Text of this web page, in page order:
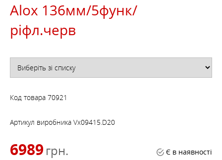
Alox 136мм/5функ/
ріфл.черв
Код товара 70921
Артикул виробника Vx09415.D20
6989 грн. Є в наявності